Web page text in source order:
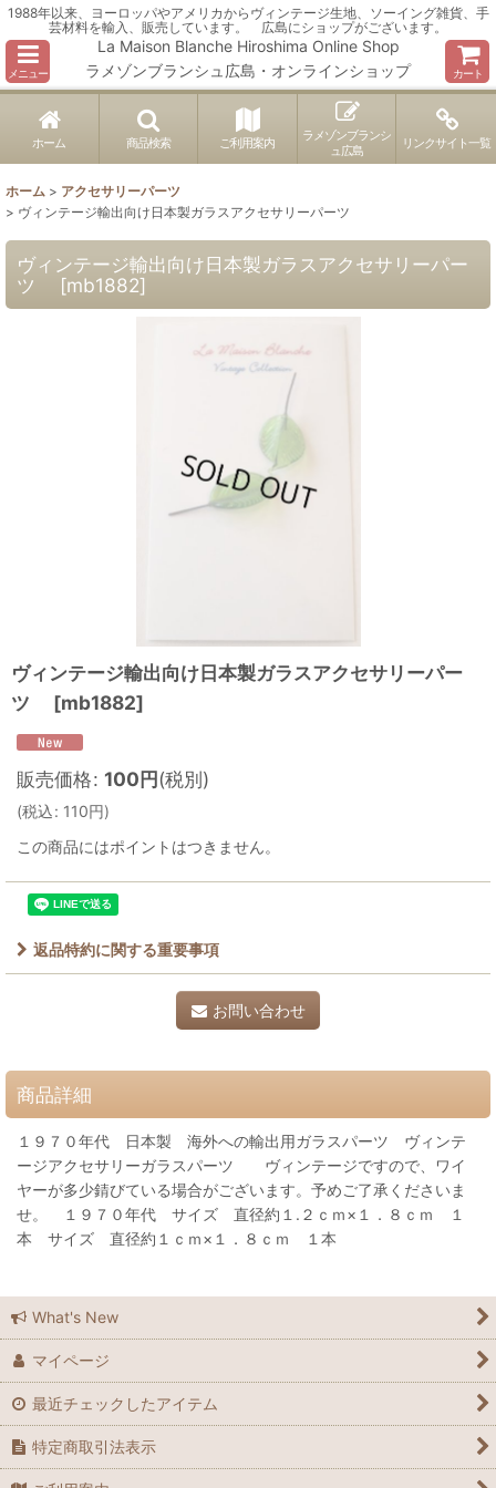
1988年以来、ヨーロッパやアメリカからヴィンテージ生地、ソーイング雑貨、手
芸材料を輸入、販売しています。 広島にショップがございます。
メニュー
La Maison Blanche Hiroshima Online Shop
ラメゾンブランシュ広島・オンラインショップ
カート
ホーム 商品検索 ご利用案内
ラメゾンブランシ
ュ広島
リンクサイト一覧
ホーム > アクセサリーパーツ
> ヴィンテージ輸出向け日本製ガラスアクセサリーパーツ
ヴィンテージ輸出向け日本製ガラスアクセサリーパー
ツ
[mb1882]
ヴィンテージ輸出向け日本製ガラスアクセサリーパー
ツ
[mb1882]
販売価格: 100円(税別)
(税込: 110円)
この商品にはポイントはつきません。
返品特約に関する重要事項
お問い合わせ
商品詳細
１９７０年代 日本製 海外への輸出用ガラスパーツ ヴィンテ
ージアクセサリーガラスパーツ ヴィンテージですので、ワイ
ヤーが多少錆びている場合がございます。予めご了承くださいま
せ。 １９７０年代 サイズ 直径約１.２ｃｍ×１．８ｃｍ １
本 サイズ 直径約１ｃｍ×１．８ｃｍ １本
What's New
マイページ
最近チェックしたアイテム
特定商取引法表示